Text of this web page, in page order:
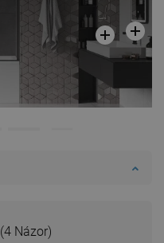
(4 Názor)